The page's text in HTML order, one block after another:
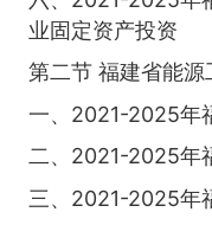
业固定资产投资
第二节 福建省能
一、2021-2025年
二、2021-2025年
三、2021-2025年